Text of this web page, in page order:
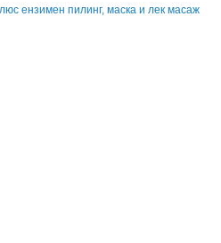
ензимен пилинг, маска и лек масаж